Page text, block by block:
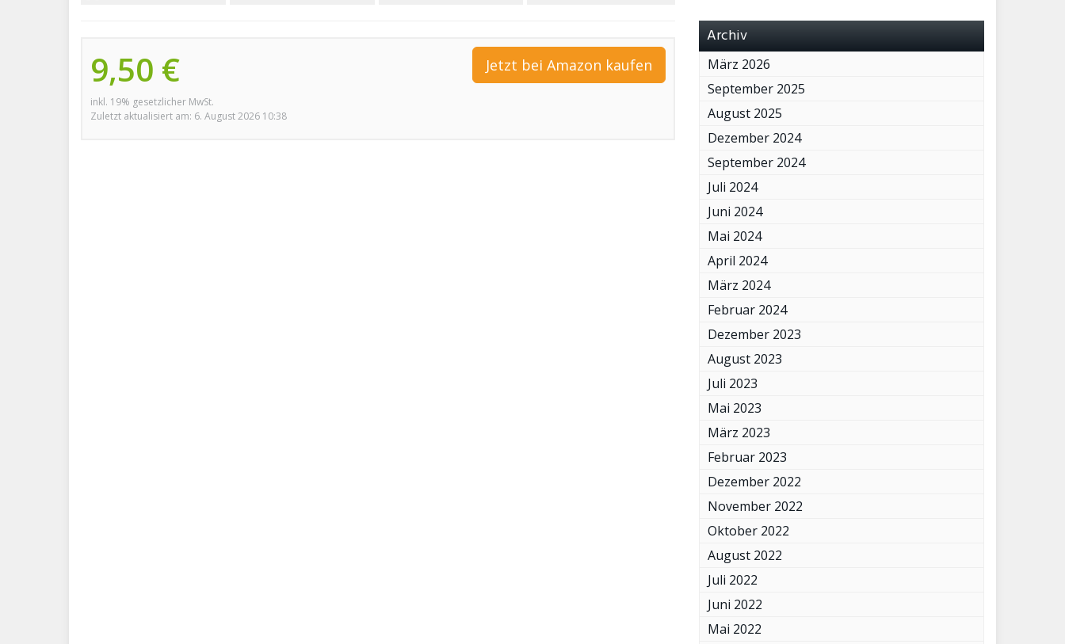
9,50 €
inkl. 19% gesetzlicher MwSt.
Zuletzt aktualisiert am: 6. August 2026 10:38
Jetzt bei Amazon kaufen
Archiv
März 2026
September 2025
August 2025
Dezember 2024
September 2024
Juli 2024
Juni 2024
Mai 2024
April 2024
März 2024
Februar 2024
Dezember 2023
August 2023
Juli 2023
Mai 2023
März 2023
Februar 2023
Dezember 2022
November 2022
Oktober 2022
August 2022
Juli 2022
Juni 2022
Mai 2022